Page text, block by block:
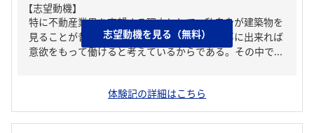
【志望動機】
特に不動産業界を志望する理由として、私自身が建築物を
見ることが昔から趣味であり、その趣味を仕事に出来れば
意欲をもって働けると考えているからである。その中で...
体験記の詳細はこちら
志望動機を見る（無料）